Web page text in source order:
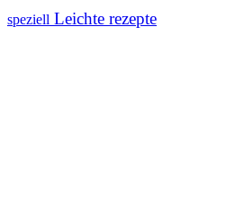
speziell Leichte rezepte